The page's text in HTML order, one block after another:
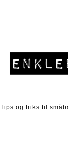
Tips og triks til